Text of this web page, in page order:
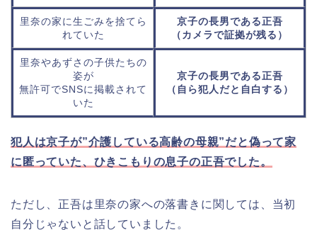
里奈の家に生ごみを捨てら
れていた
京子の長男である正吾
（カメラで証拠が残る）
里奈やあずさの子供たちの
姿が
無許可でSNSに掲載されて
いた
京子の長男である正吾
（自ら犯人だと自白する）
犯人は京子が”介護している高齢の母親”だと偽って家
に匿っていた、ひきこもりの息子の正吾でした。
ただし、正吾は里奈の家への落書きに関しては、当初
自分じゃないと話していました。